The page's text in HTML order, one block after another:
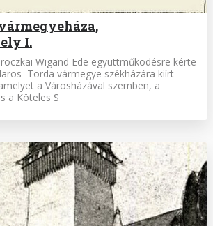
I.
Wigand Ede együttműködésre kérte
vármegye székházára kiírt
a Városházával szemben, a
a Köteles S